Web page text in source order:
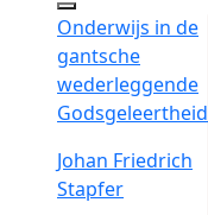
Onderwijs in de
gantsche
wederleggende
Godsgeleertheid
Johan Friedrich
Stapfer